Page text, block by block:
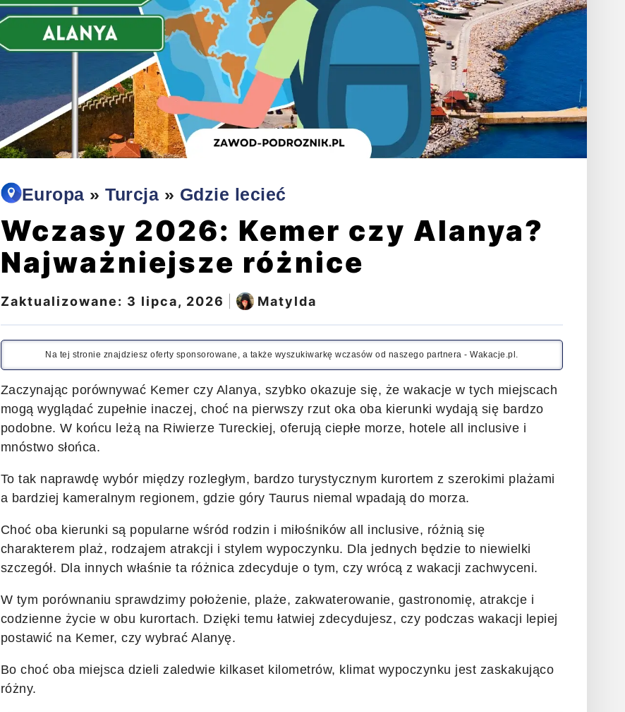
Europa »Turcja » Gdzie lecieć
Wczasy 2026: Kemer czy Alanya?
Najważniejsze różnice
Zaktualizowane: 3 lipca, 2026 Matylda
Na tej stronie znajdziesz oferty sponsorowane, a także wyszukiwarkę wczasów od naszego partnera - Wakacje.pl.
Zaczynając porównywać Kemer czy Alanya, szybko okazuje się, że wakacje w tych miejscach
mogą wyglądać zupełnie inaczej, choć na pierwszy rzut oka oba kierunki wydają się bardzo
podobne. W końcu leżą na Riwierze Tureckiej, oferują ciepłe morze, hotele all inclusive i
mnóstwo słońca.
To tak naprawdę wybór między rozległym, bardzo turystycznym kurortem z szerokimi plażami
a bardziej kameralnym regionem, gdzie góry Taurus niemal wpadają do morza.
Choć oba kierunki są popularne wśród rodzin i miłośników all inclusive, różnią się
charakterem plaż, rodzajem atrakcji i stylem wypoczynku. Dla jednych będzie to niewielki
szczegół. Dla innych właśnie ta różnica zdecyduje o tym, czy wrócą z wakacji zachwyceni.
W tym porównaniu sprawdzimy położenie, plaże, zakwaterowanie, gastronomię, atrakcje i
codzienne życie w obu kurortach. Dzięki temu łatwiej zdecydujesz, czy podczas wakacji lepiej
postawić na Kemer, czy wybrać Alanyę.
Bo choć oba miejsca dzieli zaledwie kilkaset kilometrów, klimat wypoczynku jest zaskakująco
różny.